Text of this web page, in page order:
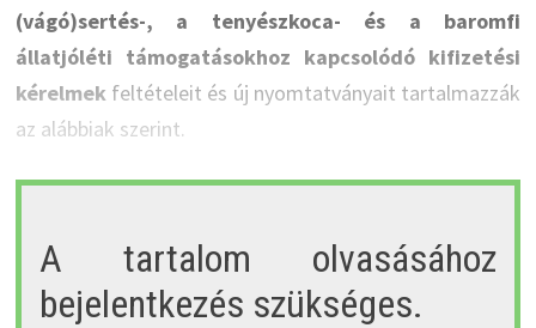
(vágó)sertés-, a tenyészkoca- és a baromfi
állatjóléti támogatásokhoz kapcsolódó kifizetési
kérelmekfeltételeit és új nyomtatványait tartalmazzák
az alábbiak szerint.
A tartalom olvasásához
bejelentkezés szükséges.